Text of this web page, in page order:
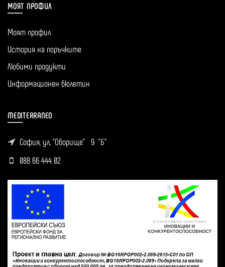
МОЯТ ПРОФИЛ
Моят профил
История на поръчките
Любими продукти
Информационен бюлетин
MEDITERRANEO
София, ул. ''Оборище'' 9 "Б"
088 66 444 02